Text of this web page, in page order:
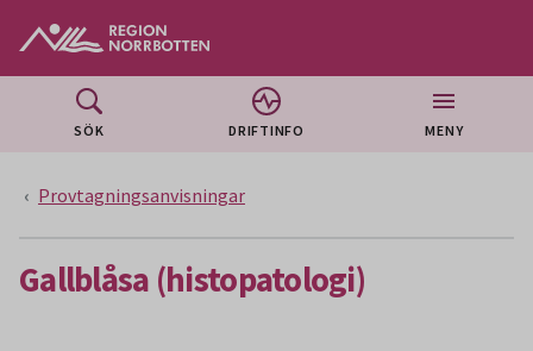
SÖK DRIFTINFO MENY
Provtagningsanvisningar
Gallblåsa (histopatologi)